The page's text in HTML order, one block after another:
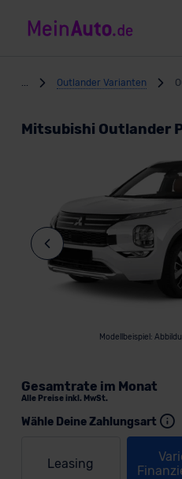
Outlander Varianten
Mitsubishi Outlander
Modellbeispiel:
Wähle Deine Zahlungsart
Leasing
Gesamtrate im Monat
Alle Preise inkl. MwSt.